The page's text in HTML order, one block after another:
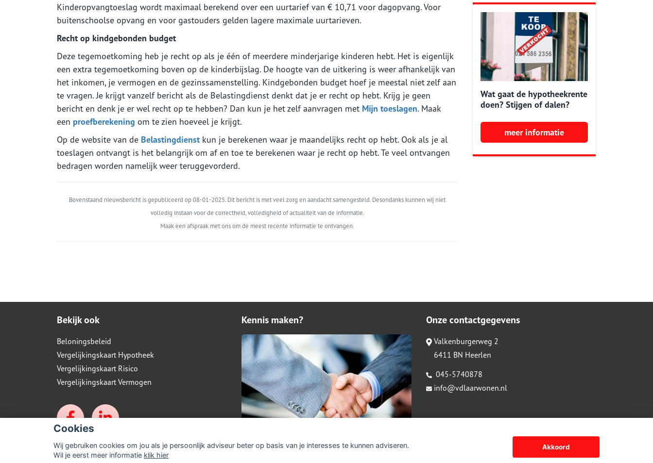
Cookies
Wij gebruiken cookies om jou als je persoonlijk adviseur beter op basis van je interesses te kunnen adviseren.
Wil je eerst meer informatie klik hier
Akkoord
Kinderopvangtoeslag wordt maximaal berekend over een uurtarief van € 10,71 voor dagopvang. Voor
buitenschoolse opvang en voor gastouders gelden lagere maximale uurtarieven.
Recht op kindgebonden budget
Deze tegemoetkoming heb je recht op als je één of meerdere minderjarige kinderen hebt. Het is eigenlijk
een extra tegemoetkoming boven op de kinderbijslag. De hoogte van de uitkering is weer afhankelijk van
het inkomen, je vermogen en de gezinssamenstelling. Kindgebonden budget hoef je meestal niet zelf aan
te vragen. Je krijgt vanzelf bericht als de Belastingdienst denkt dat je er recht op hebt. Krijg je geen
bericht en denk je er wel recht op te hebben? Dan kun je het zelf aanvragen met Mijn toeslagen. Maak
een proefberekening om te zien hoeveel je krijgt.
Op de website van de Belastingdienst kun je berekenen waar je maandelijks recht op hebt. Ook als je al
toeslagen ontvangt is het belangrijk om af en toe te berekenen waar je recht op hebt. Te veel ontvangen
bedragen worden namelijk weer teruggevorderd.
Bovenstaand nieuwsbericht is gepubliceerd op 08-01-2025. Dit bericht is met veel zorg en aandacht samengesteld. Desondanks kunnen wij niet
volledig instaan voor de correctheid, volledigheid of actualiteit van de informatie.
Maak een afspraak met ons om de meest recente informatie te ontvangen.
Wat gaat de hypotheekrente
doen? Stijgen of dalen?
meer informatie
Bekijk ook
Beloningsbeleid
Vergelijkingskaart Hypotheek
Vergelijkingskaart Risico
Vergelijkingskaart Vermogen
Kennis maken? Onze contactgegevens
Valkenburgerweg 2
6411 BN Heerlen
045-5740878
info@vdlaarwonen.nl